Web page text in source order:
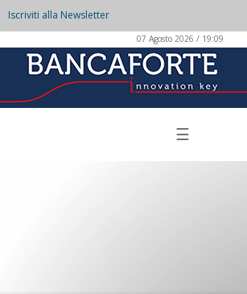
Iscriviti alla Newsletter
07 Agosto 2026 / 19:09
☰